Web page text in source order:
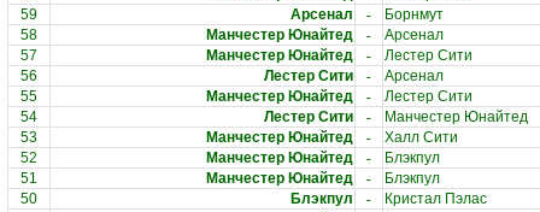
59
Арсенал -
Борнмут
58
Манчестер Юнайтед -
Арсенал
57
Манчестер Юнайтед -
Лестер Сити
56
Лестер Сити -
Арсенал
55
Манчестер Юнайтед -
Лестер Сити
54
Лестер Сити -
Манчестер Юнайтед
53
Манчестер Юнайтед -
Халл Сити
52
Манчестер Юнайтед -
Блэкпул
51
Манчестер Юнайтед -
Блэкпул
50
Блэкпул -
Кристал Пэлас